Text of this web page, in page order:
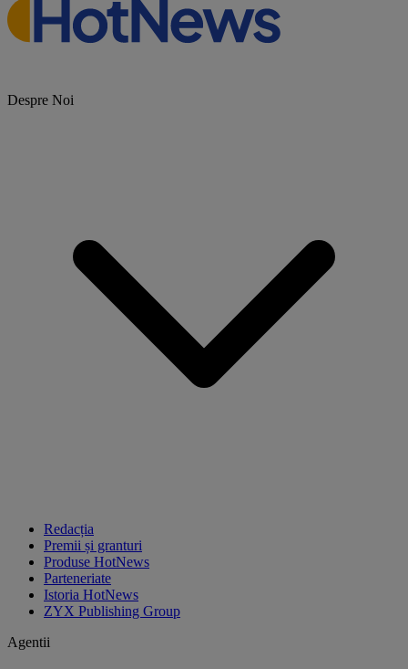
Despre Noi
Redacția
Premii și granturi
Produse HotNews
Parteneriate
Istoria HotNews
ZYX Publishing Group
Agentii